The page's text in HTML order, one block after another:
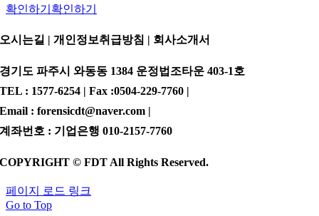
확인하기 확인하기
오시는길 | 개인정보취급방침 | 회사소개서
경기도 파주시 와동동 1384 운정법조타운 403-1호
TEL : 1577-6254 | Fax :0504-229-7760 |
Email : forensicdt@naver.com |
계좌번호 : 기업은행 010-2157-7760
COPYRIGHT © FDT All Rights Reserved.
페이지 로드 링크
Go to Top